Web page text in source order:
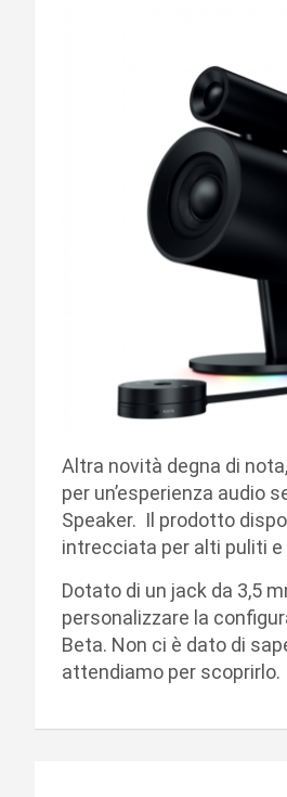
Altra novità degna di
per un’esperienza audio
Speaker. Il prodotto
intrecciata per alti puliti
Dotato di un jack da 3,5
personalizzare la
Beta. Non ci è dato di
attendiamo per scoprirlo.